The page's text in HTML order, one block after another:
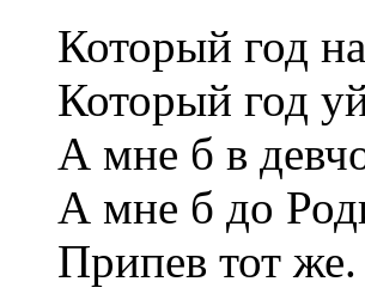
Который год
Который год
А мне б в
А мне б до
Припев тот же.